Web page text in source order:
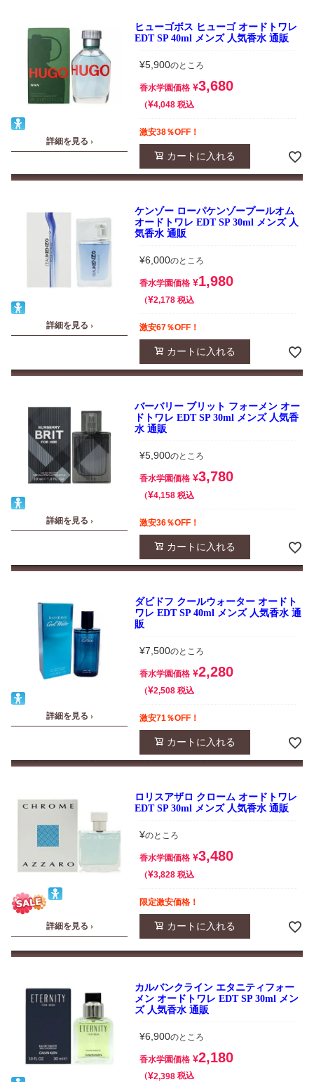
詳細を見る ›
ヒューゴボス ヒューゴ オードトワレ
EDT SP 40ml メンズ 人気香水 通販
¥5,900のところ
香水学園価格 ¥3,680
¥4,048 税込
激安38％OFF！
カートに入れる
詳細を見る ›
ケンゾー ローパケンゾープールオム
オードトワレ EDT SP 30ml メンズ 人
気香水 通販
¥6,000のところ
香水学園価格 ¥1,980
¥2,178 税込
激安67％OFF！
カートに入れる
詳細を見る ›
バーバリー ブリット フォーメン オー
ドトワレ EDT SP 30ml メンズ 人気香
水 通販
¥5,900のところ
香水学園価格 ¥3,780
¥4,158 税込
激安36％OFF！
カートに入れる
詳細を見る ›
ダビドフ クールウォーター オードト
ワレ EDT SP 40ml メンズ 人気香水 通
販
¥7,500のところ
香水学園価格 ¥2,280
¥2,508 税込
激安71％OFF！
カートに入れる
詳細を見る ›
ロリスアザロ クローム オードトワレ
EDT SP 30ml メンズ 人気香水 通販
¥のところ
香水学園価格 ¥3,480
¥3,828 税込
限定激安価格！
カートに入れる
カルバンクライン エタニティフォー
メン オードトワレ EDT SP 30ml メン
ズ 人気香水 通販
¥6,900のところ
香水学園価格 ¥2,180
¥2,398 税込